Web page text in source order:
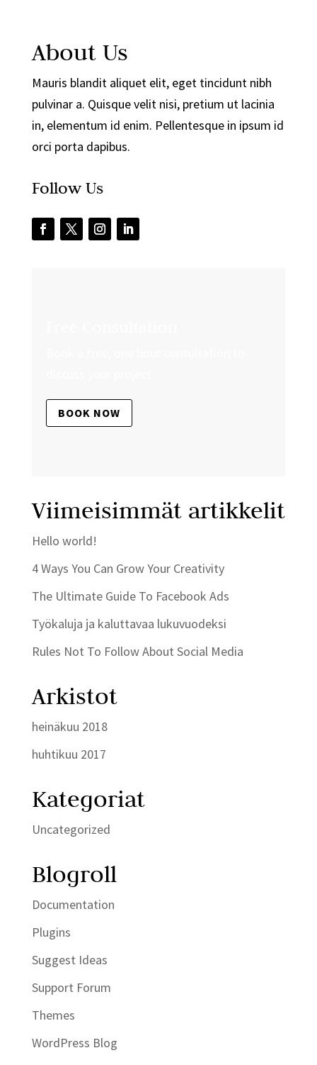
About Us
Mauris blandit aliquet elit, eget tincidunt nibh
pulvinar a. Quisque velit nisi, pretium ut lacinia
in, elementum id enim. Pellentesque in ipsum id
orci porta dapibus.
Follow Us
BOOK NOW
Viimeisimmät artikkelit
Hello world!
4 Ways You Can Grow Your Creativity
The Ultimate Guide To Facebook Ads
Työkaluja ja kaluttavaa lukuvuodeksi
Rules Not To Follow About Social Media
Arkistot
heinäkuu 2018
huhtikuu 2017
Kategoriat
Uncategorized
Blogroll
Documentation
Plugins
Suggest Ideas
Support Forum
Themes
WordPress Blog